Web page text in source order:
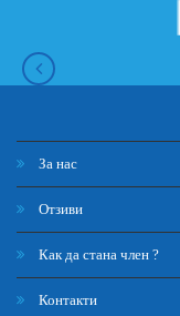
За нас
Отзиви
Как да стана член ?
Контакти